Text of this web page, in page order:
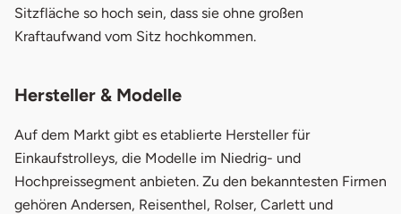
Sitzfläche so hoch sein, dass sie ohne großen
Kraftaufwand vom Sitz hochkommen.
Hersteller & Modelle
Auf dem Markt gibt es etablierte Hersteller für
Einkaufstrolleys, die Modelle im Niedrig- und
Hochpreissegment anbieten. Zu den bekanntesten Firmen
gehören Andersen, Reisenthel, Rolser, Carlett und